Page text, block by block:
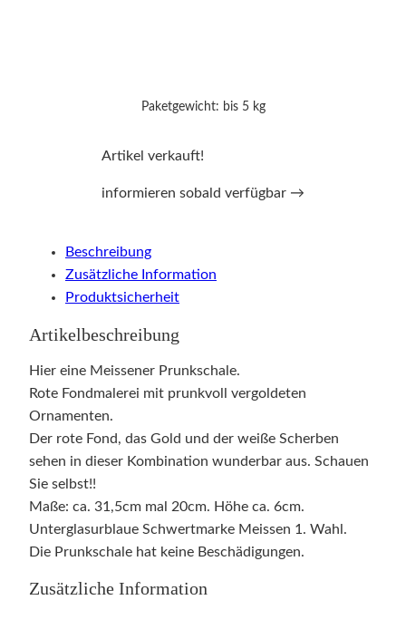
Paketgewicht: bis 5 kg
Artikel verkauft!
informieren sobald verfügbar →
Beschreibung
Zusätzliche Information
Produktsicherheit
Artikelbeschreibung
Hier eine Meissener Prunkschale.
Rote Fondmalerei mit prunkvoll vergoldeten
Ornamenten.
Der rote Fond, das Gold und der weiße Scherben
sehen in dieser Kombination wunderbar aus. Schauen
Sie selbst!!
Maße: ca. 31,5cm mal 20cm. Höhe ca. 6cm.
Unterglasurblaue Schwertmarke Meissen 1. Wahl.
Die Prunkschale hat keine Beschädigungen.
Zusätzliche Information